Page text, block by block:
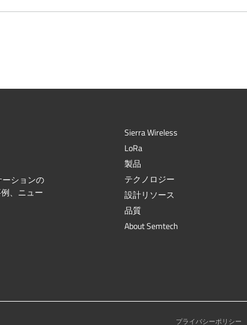
ションの
、ニュー
Sierra Wireless
LoRa
製品
テクノロジー
設計リソース
品質
About Semtech
プライバシーポリシー